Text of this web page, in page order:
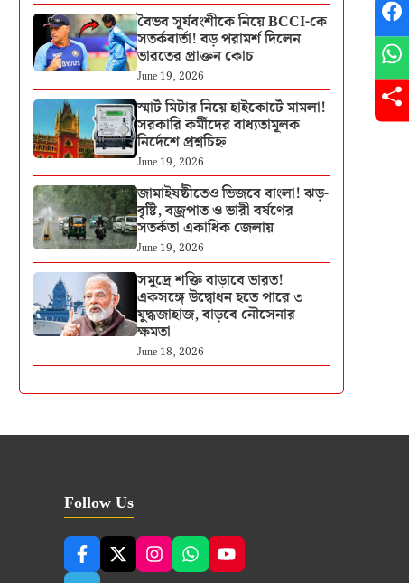
বৈভব সূর্যবংশীকে নিয়ে BCCI-কে
সতর্কবার্তা! বড় পরামর্শ দিলেন
ভারতের প্রাক্তন কোচ
June 19, 2026
স্মার্ট মিটার নিয়ে হাইকোর্টে মামলা!
সরকারি কর্মীদের বাধ্যতামূলক
নির্দেশে প্রশ্নচিহ্ন
June 19, 2026
জামাইষষ্ঠীতেও ভিজবে বাংলা! ঝড়-
বৃষ্টি, বজ্রপাত ও ভারী বর্ষণের
সতর্কতা একাধিক জেলায়
June 19, 2026
সমুদ্রে শক্তি বাড়াবে ভারত!
একসঙ্গে উদ্বোধন হতে পারে ৩
যুদ্ধজাহাজ, বাড়বে নৌসেনার
ক্ষমতা
June 18, 2026
Follow Us